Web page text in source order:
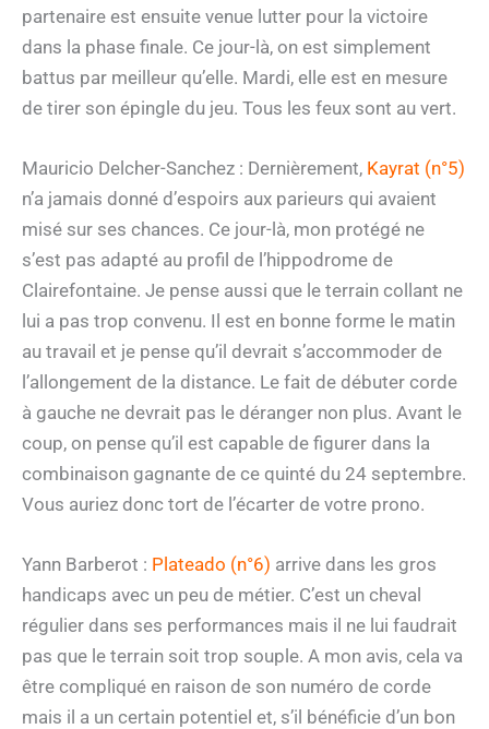
partenaire est ensuite venue lutter pour la victoire
dans la phase finale. Ce jour-là, on est simplement
battus par meilleur qu’elle. Mardi, elle est en mesure
de tirer son épingle du jeu. Tous les feux sont au vert.
Mauricio Delcher-Sanchez : Dernièrement, Kayrat (n°5)
n’a jamais donné d’espoirs aux parieurs qui avaient
misé sur ses chances. Ce jour-là, mon protégé ne
s’est pas adapté au profil de l’hippodrome de
Clairefontaine. Je pense aussi que le terrain collant ne
lui a pas trop convenu. Il est en bonne forme le matin
au travail et je pense qu’il devrait s’accommoder de
l’allongement de la distance. Le fait de débuter corde
à gauche ne devrait pas le déranger non plus. Avant le
coup, on pense qu’il est capable de figurer dans la
combinaison gagnante de ce quinté du 24 septembre.
Vous auriez donc tort de l’écarter de votre prono.
Yann Barberot : Plateado (n°6) arrive dans les gros
handicaps avec un peu de métier. C’est un cheval
régulier dans ses performances mais il ne lui faudrait
pas que le terrain soit trop souple. A mon avis, cela va
être compliqué en raison de son numéro de corde
mais il a un certain potentiel et, s’il bénéficie d’un bon